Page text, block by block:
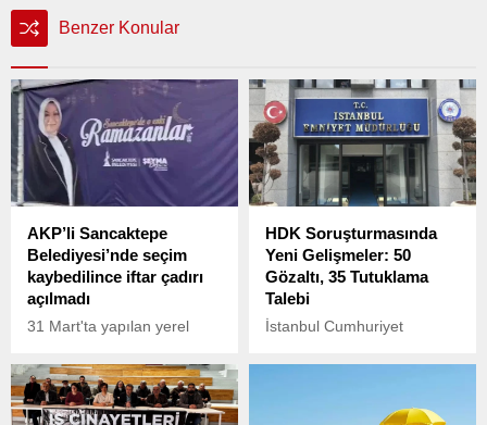
Benzer Konular
AKP’li Sancaktepe
Belediyesi’nde seçim
kaybedilince iftar çadırı
açılmadı
31 Mart'ta yapılan yerel
birçok ilçesi CHP lehine el
değiştirdi. AKP'li Sancaktepe
Belediyesi devir teslim
HDK Soruşturmasında
Yeni Gelişmeler: 50
Gözaltı, 35 Tutuklama
Talebi
İstanbul Cumhuriyet
Yargıtay 16. Ceza
örgütü olarak kabul edilen